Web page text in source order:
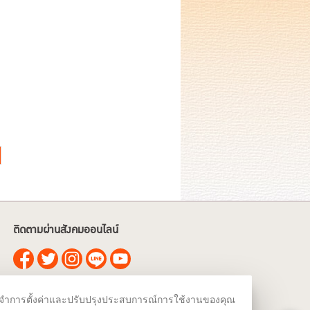
ติดตามผ่านสังคมออนไลน์
สมัครรับข่าวสาร
ำการตั้งค่าและปรับปรุงประสบการณ์การใช้งานของคุณ